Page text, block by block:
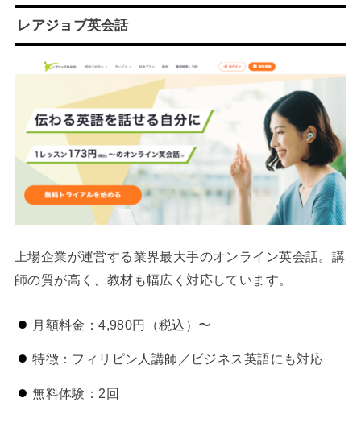
レアジョブ英会話
上場企業が運営する業界最大手のオンライン英会話。講
師の質が高く、教材も幅広く対応しています。
月額料金：4,980円（税込）〜
特徴：フィリピン人講師／ビジネス英語にも対応
無料体験：2回